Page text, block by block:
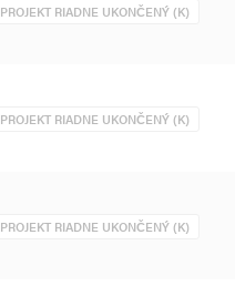
PROJEKT RIADNE UKONČENÝ (K)
PROJEKT RIADNE UKONČENÝ (K)
PROJEKT RIADNE UKONČENÝ (K)